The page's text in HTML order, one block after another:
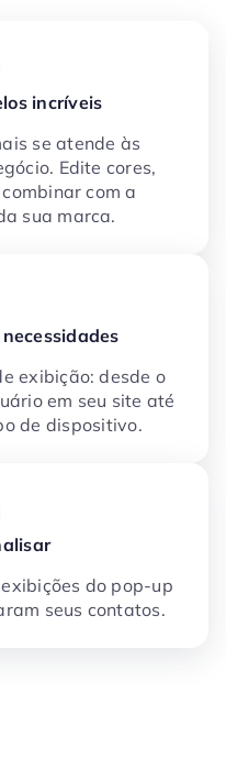
incríveis
se atende às
Edite cores,
com a
sua marca.
exibição: desde o
em seu site até
de dispositivo.
do pop-up
seus contatos.